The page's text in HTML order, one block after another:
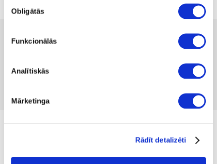
izvēle
Obligātās
Funkcionālās
Analītiskās
Mārketinga
Rādīt detalizēti
83.99
Produkta kods 1333557
Nav atsauksmju